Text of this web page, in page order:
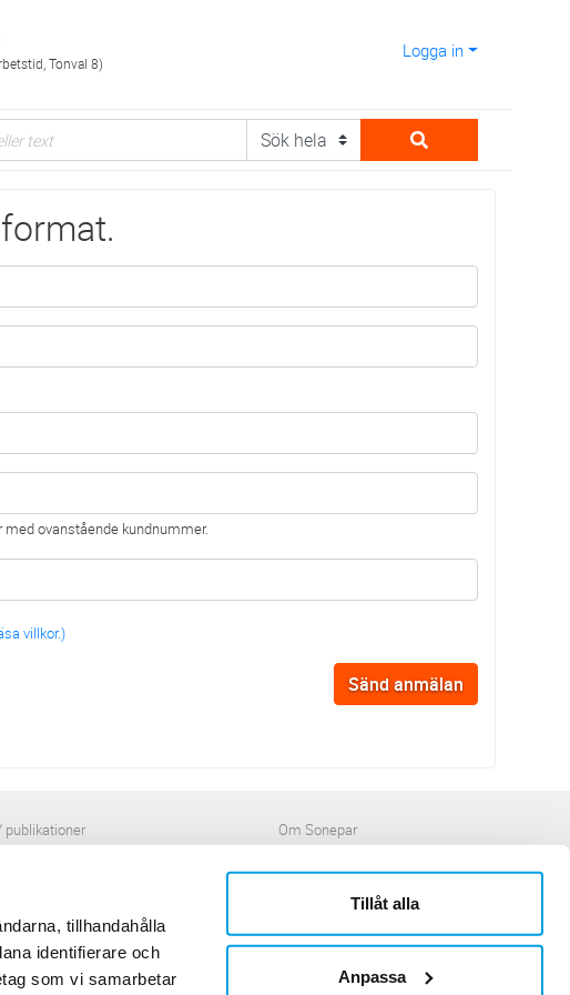
tillhandahålla
identifierare och
som vi samarbetar
Tillåt alla
Anpassa
Tonval 8)
Logga in
ovanstående kundnummer.
villkor.)
publikationer
Om Sonepar
Historik
Kontaktblad
Ledningsgrupp
Jobb & Karriär